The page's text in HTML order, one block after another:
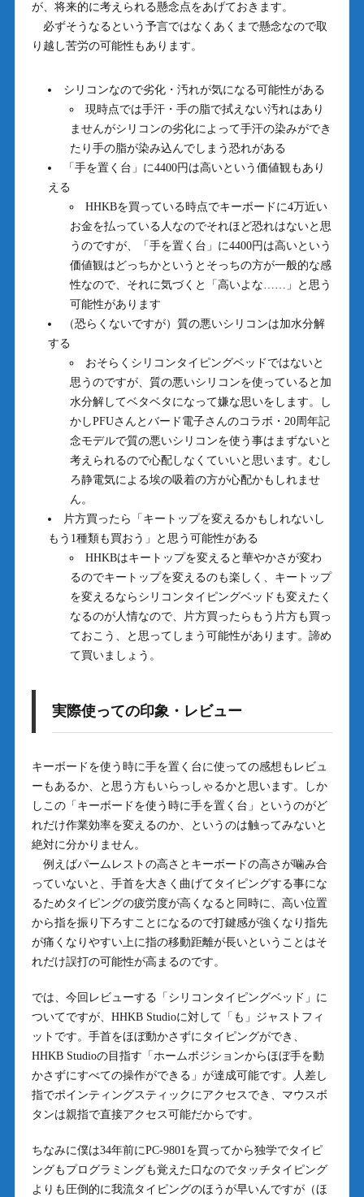
が、将来的に考えられる懸念点をあげておきます。
必ずそうなるという予言ではなくあくまで懸念なので取
り越し苦労の可能性もあります。
シリコンなので劣化・汚れが気になる可能性がある
現時点では手汗・手の脂で拭えない汚れはあり
ませんがシリコンの劣化によって手汗の染みができ
たり手の脂が染み込んでしまう恐れがある
「手を置く台」に4400円は高いという価値観もあり
える
HHKBを買っている時点でキーボードに4万近い
お金を払っている人なのでそれほど恐れはないと思
うのですが、「手を置く台」に4400円は高いという
価値観はどっちかというとそっちの方が一般的な感
性なので、それに気づくと「高いよな……」と思う
可能性があります
（恐らくないですが）質の悪いシリコンは加水分解
する
おそらくシリコンタイピングベッドではないと
思うのですが、質の悪いシリコンを使っていると加
水分解してベタベタになって嫌な思いをします。し
かしPFUさんとバード電子さんのコラボ・20周年記
念モデルで質の悪いシリコンを使う事はまずないと
考えられるので心配しなくていいと思います。むし
ろ静電気による埃の吸着の方が心配かもしれませ
ん。
片方買ったら「キートップを変えるかもしれないし
もう1種類も買おう」と思う可能性がある
HHKBはキートップを変えると華やかさが変わ
るのでキートップを変えるのも楽しく、キートップ
を変えるならシリコンタイピングベッドも変えたく
なるのが人情なので、片方買ったらもう片方も買っ
ておこう、と思ってしまう可能性があります。諦め
て買いましょう。
実際使っての印象・レビュー
キーボードを使う時に手を置く台に使っての感想もレビュ
ーもあるか、と思う方もいらっしゃるかと思います。しか
しこの「キーボードを使う時に手を置く台」というのがど
れだけ作業効率を変えるのか、というのは触ってみないと
絶対に分かりません。
例えばパームレストの高さとキーボードの高さが噛み合
っていないと、手首を大きく曲げてタイピングする事にな
るためタイピングの疲労度が高くなると同時に、高い位置
から指を振り下ろすことになるので打鍵感が強くなり指先
が痛くなりやすい上に指の移動距離が長いということはそ
れだけ誤打の可能性が高まるのです。
では、今回レビューする「シリコンタイピングベッド」に
ついてですが、HHKB Studioに対して「も」ジャストフィ
ットです。手首をほぼ動かさずにタイピングができ、
HHKB Studioの目指す「ホームポジションからほぼ手を動
かさずにすべての操作ができる」が達成可能です。人差し
指でポインティングスティックにアクセスでき、マウスボ
タンは親指で直接アクセス可能だからです。
ちなみに僕は34年前にPC-9801を買ってから独学でタイピ
ングもプログラミングも覚えた口なのでタッチタイピング
よりも圧倒的に我流タイピングのほうが早いんですが（ほ